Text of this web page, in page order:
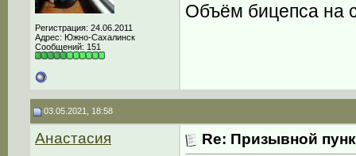
Регистрация: 24.06.2011
Адрес: Южно-Сахалинск
Сообщений: 151
Объём бицепса на
03.05.2021, 18:58
Анастасия Re: Призывной